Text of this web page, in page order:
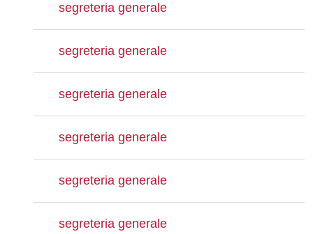
segreteria generale
segreteria generale
segreteria generale
segreteria generale
segreteria generale
segreteria generale